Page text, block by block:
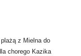
z Mielna do
chorego Kazika